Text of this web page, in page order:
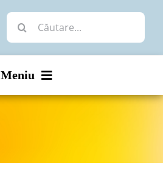
Cautare...
Meniu